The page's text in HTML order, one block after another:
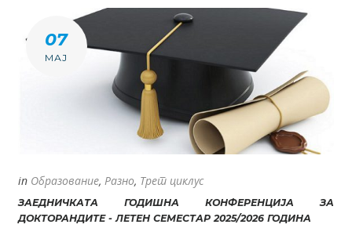
МЕСЕЦ:
М.Г
07
МАЈ
in Образование, Разно, Трет циклус
ЗАЕДНИЧКАТА ГОДИШНА КОНФЕРЕНЦИЈА ЗА
ДОКТОРАНДИТЕ - ЛЕТЕН СЕМЕСТАР 2025/2026 ГОДИНА